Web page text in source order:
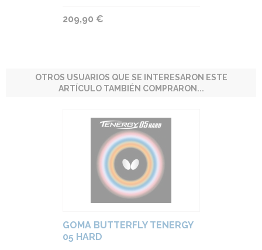
209,90 €
OTROS USUARIOS QUE SE INTERESARON ESTE
ARTÍCULO TAMBIÉN COMPRARON...
GOMA BUTTERFLY TENERGY
05 HARD